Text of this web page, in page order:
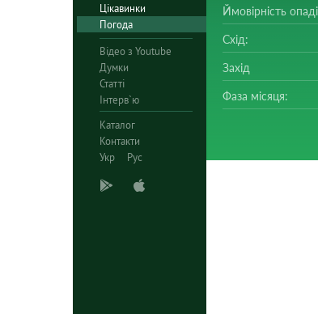
Цікавинки
Погода
Відео з Youtube
Думки
Статті
Інтерв`ю
Каталог
Контакти
Укр
Рус
Ймовірність
Схід:
Захід
Фаза місяця: